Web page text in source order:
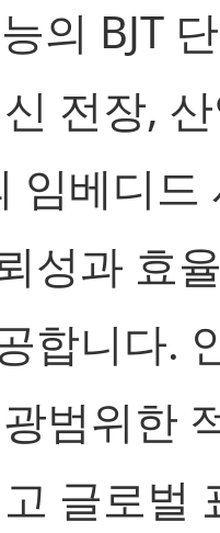
의 BJT
전장,
임베디드
성과 효
합니다.
범위한
글로벌